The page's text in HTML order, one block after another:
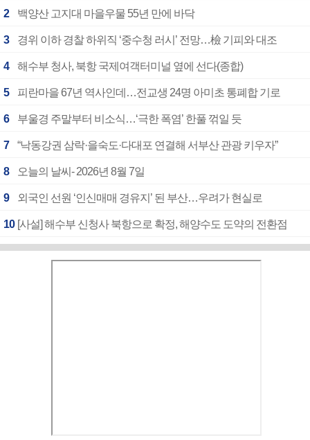
2 백양산 고지대 마을우물 55년 만에 바닥
3 경위 이하 경찰 하위직 ‘중수청 러시’ 전망…檢 기피와 대조
4 해수부 청사, 북항 국제여객터미널 옆에 선다(종합)
5 피란마을 67년 역사인데…전교생 24명 아미초 통폐합 기로
6 부울경 주말부터 비소식…‘극한 폭염’ 한풀 꺾일 듯
7 “낙동강권 삼락·을숙도·다대포 연결해 서부산 관광 키우자”
8 오늘의 날씨- 2026년 8월 7일
9 외국인 선원 ‘인신매매 경유지’ 된 부산…우려가 현실로
10 [사설] 해수부 신청사 북항으로 확정, 해양수도 도약의 전환점